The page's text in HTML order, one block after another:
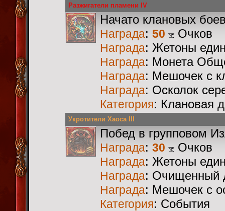
Разжигатели пламени IV
Начато клановых
Награда: 50 Очков
Награда: Жетоны
Награда: Монета
Награда: Мешочек с
Награда: Осколок
Категория: Клановая
Укротители Хаоса III
Побед в групповом
Награда: 30 Очков
Награда: Жетоны
Награда: Очищенный
Награда: Мешочек с
Категория: События